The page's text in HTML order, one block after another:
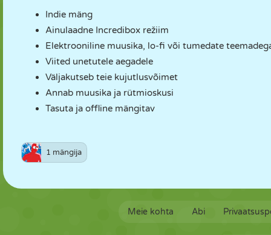
Indie mäng
Ainulaadne Incredibox režiim
Elektrooniline muusika, lo-fi või tumedate
Viited unetutele aegadele
Väljakutseb teie kujutlusvõimet
Annab muusika ja rütmioskusi
Tasuta ja offline mängitav
1 mängija
Meie kohta Abi